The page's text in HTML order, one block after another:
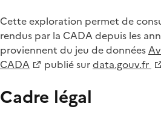
Cette exploration permet de
rendus par la CADA depuis les
proviennent du jeu de données
CADA
publié surdata.gouv.fr
Cadre légal